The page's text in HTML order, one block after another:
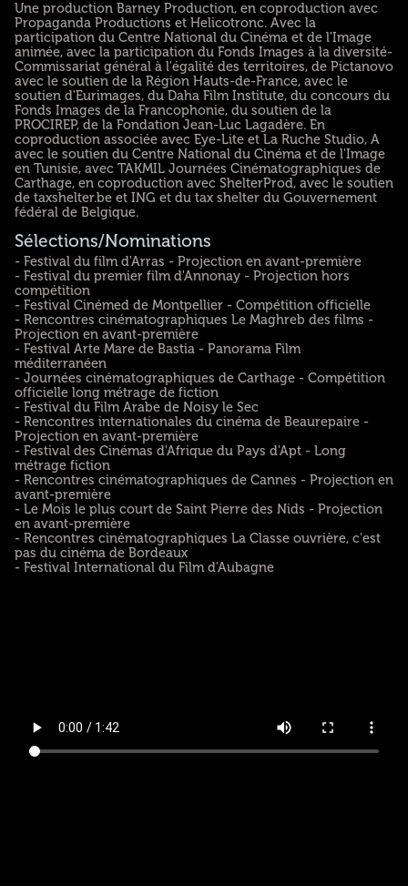
Une production Barney Production, en coproduction avec
Propaganda Productions et Helicotronc. Avec la
participation du Centre National du Cinéma et de l'Image
animée, avec la participation du Fonds Images à la diversité-
Commissariat général à l'égalité des territoires, de Pictanovo
avec le soutien de la Région Hauts-de-France, avec le
soutien d'Eurimages, du Daha Film Institute, du concours du
Fonds Images de la Francophonie, du soutien de la
PROCIREP, de la Fondation Jean-Luc Lagadère. En
coproduction associée avec Eye-Lite et La Ruche Studio, A
avec le soutien du Centre National du Cinéma et de l'Image
en Tunisie, avec TAKMIL Journées Cinématographiques de
Carthage, en coproduction avec ShelterProd, avec le soutien
de taxshelter.be et ING et du tax shelter du Gouvernement
fédéral de Belgique.
Sélections/Nominations
- Festival du film d'Arras - Projection en avant-première
- Festival du premier film d'Annonay - Projection hors
compétition
- Festival Cinémed de Montpellier - Compétition officielle
- Rencontres cinématographiques Le Maghreb des films -
Projection en avant-première
- Festival Arte Mare de Bastia - Panorama Film
méditerranéen
- Journées cinématographiques de Carthage - Compétition
officielle long métrage de fiction
- Festival du Film Arabe de Noisy le Sec
- Rencontres internationales du cinéma de Beaurepaire -
Projection en avant-première
- Festival des Cinémas d'Afrique du Pays d'Apt - Long
métrage fiction
- Rencontres cinématographiques de Cannes - Projection en
avant-première
- Le Mois le plus court de Saint Pierre des Nids - Projection
en avant-première
- Rencontres cinématographiques La Classe ouvrière, c'est
pas du cinéma de Bordeaux
- Festival International du Film d'Aubagne